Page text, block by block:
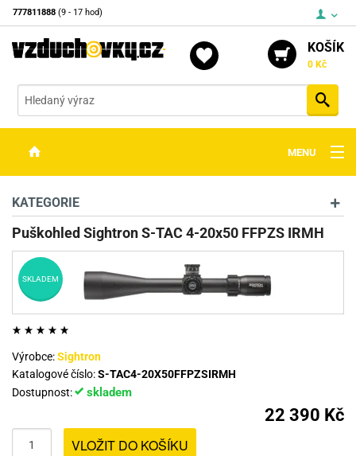
777811888 (9 - 17 hod)
KOŠÍK
0 Kč
MENU
OPTIKA
STŘELIVO
PŘÍSLUŠENSTVÍ
DETEKTORY KOVŮ
KONTAKTY
KATEGORIE
Puškohled Sightron S-TAC 4-20x50 FFPZS IRMH
SKLADEM
Výrobce:Sightron
Katalogové číslo:S-TAC4-20X50FFPZSIRMH
Dostupnost:
skladem
22 390 Kč
VLOŽIT DO KOŠÍKU